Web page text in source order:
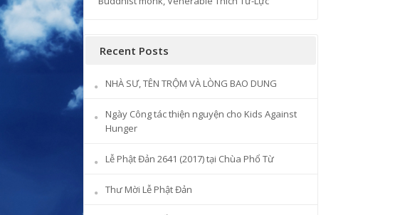
Recent Posts
NHÀ SƯ, TÊN TRỘM VÀ LÒNG BAO DUNG
Ngày Công tác thiện nguyện cho Kids Against
Hunger
Lễ Phật Đản 2641 (2017) tại Chùa Phổ Từ
Thư Mời Lễ Phật Đản